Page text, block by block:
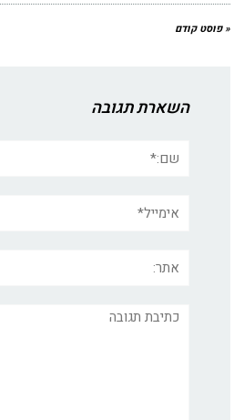
« פוסט קודם
השארת תגובה
תגובה